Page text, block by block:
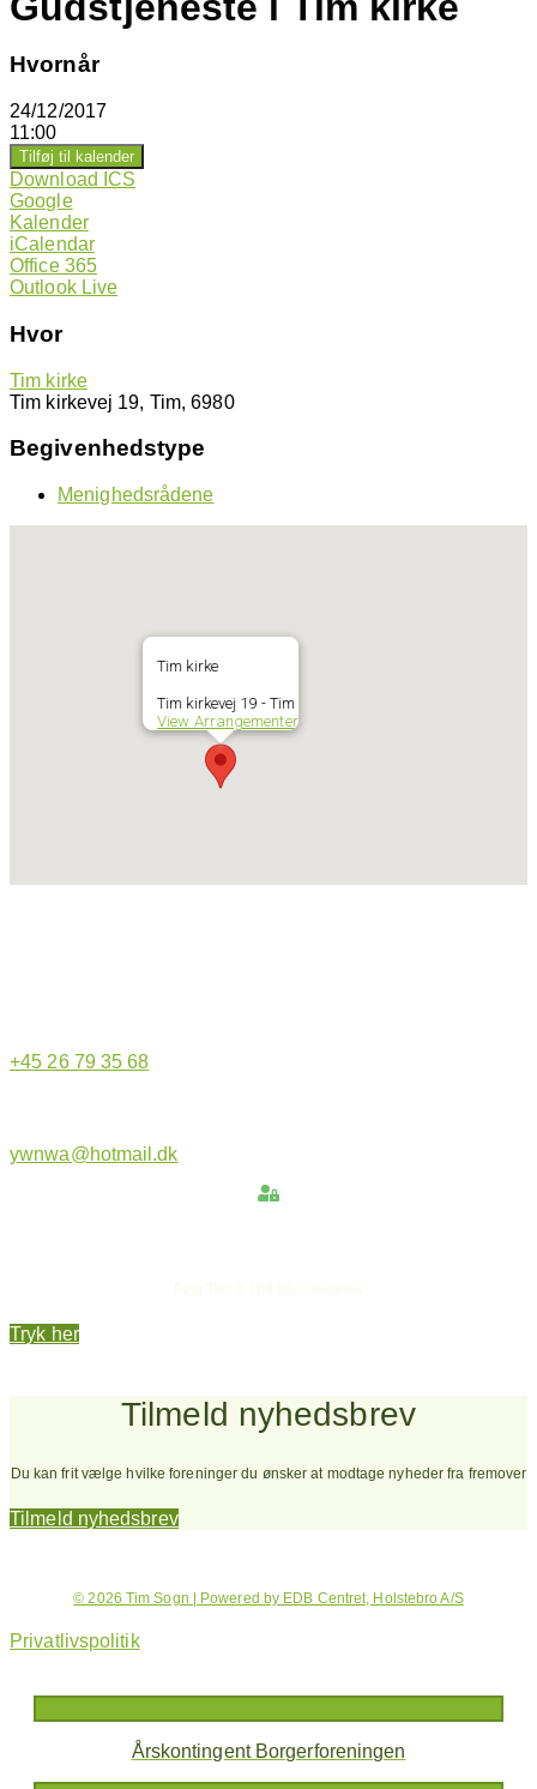
Hvornår
24/12/2017
11:00
Tilføj til kalender
Download ICS
Google
Kalender
iCalendar
Office 365
Outlook Live
Hvor
Tim kirke
Tim kirkevej 19, Tim, 6980
Begivenhedstype
Menighedsrådene
Tim kirke
Tim kirkevej 19 - Tim
View Arrangementer
+45 26 79 35 68
ywnwa@hotmail.dk
Tryk her
Tilmeld nyhedsbrev
Du kan frit vælge hvilke foreninger du ønsker at modtage nyheder fra fremover
Tilmeld nyhedsbrev
© 2026 Tim Sogn | Powered by EDB Centret, Holstebro A/S
Privatlivspolitik
Årskontingent Borgerforeningen